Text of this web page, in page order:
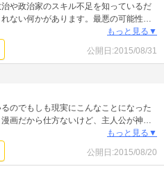
や政治家のスキル不足を知っているだ
ない何かがあります。最悪の可能性と
はいないことを思いながら読むと価値
もっと見る▼
公開日:2015/08/31
のでもしも現実にこんなことになった
画だから仕方ないけど、主人公が神憑
気になります。最後はみんなが幸せにな
もっと見る▼
公開日:2015/08/20